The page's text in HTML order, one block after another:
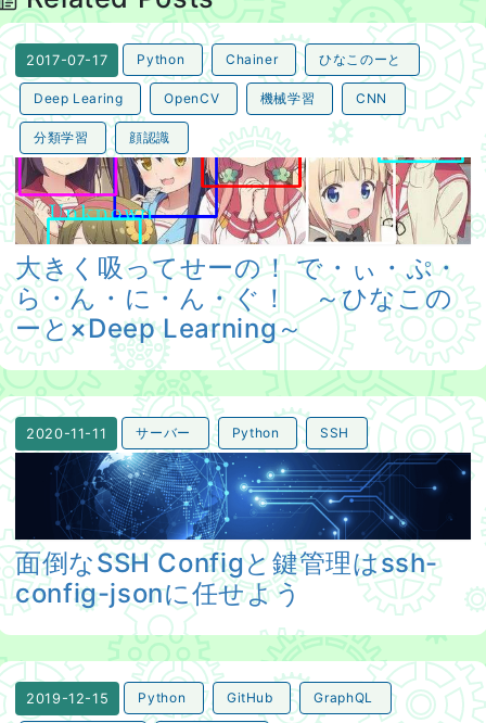
2017-07-17 Python Chainer ひなこのーと
Deep Learing OpenCV 機械学習 CNN
分類学習 顔認識
大きく吸ってせーの！ で・ぃ・ぷ・ら・ん・に・ん・
大きく吸ってせーの！ で・ぃ・ぷ・
ら・ん・に・ん・ぐ！ ～ひなこの
ーと×Deep Learning～
2020-11-11 サーバー Python SSH
面倒なSSH Configと鍵管理はssh-config-jsonに任せよ
面倒なSSH Configと鍵管理はssh-
config-jsonに任せよう
2019-12-15 Python GitHub GraphQL